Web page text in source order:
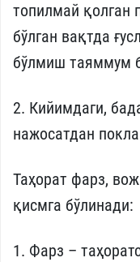
топилмай қолган
бўлган вақтда
бўлмиш таяммум
2. Кийимдаги,
нажосатдан
Таҳорат фарз,
қисмга бўлинади:
1. Фарз –